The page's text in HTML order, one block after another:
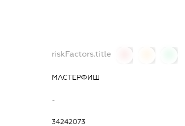
riskFactors.title
МАСТЕРФИШ
-
34242073